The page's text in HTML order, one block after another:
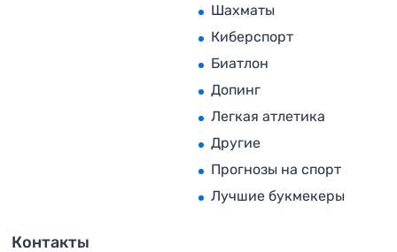
Шахматы
Киберспорт
Биатлон
Допинг
Легкая атлетика
Другие
Прогнозы на спорт
Лучшие букмекеры
Контакты